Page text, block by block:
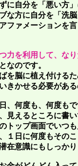
に自分を「悪い方
な方に自分を「洗
ファメーションを
つ力を利用して、な
なのです。
を脳に植え付ける
きかせる必要があ
、何度も、何度も
見えるところに書
トップ画面でいつ
１日に何度もその
在意識にもしっか